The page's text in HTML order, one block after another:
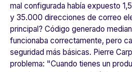
mal configurada había expuesto
y 35.000 direcciones de correo
principal? Código generado
funcionaba correctamente, pero
seguridad más básicas. Pierre
problema: "Cuando tienes un